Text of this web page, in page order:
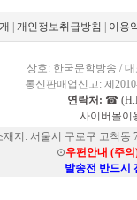
개인정보취급방침 이용
상호: 한국문학방송 /
통신판매업신고: 제
연락처: ☎
사이버몰이
재지: 서울시 구로구 고척동
⊙우편안내 (주
발송전 반드시